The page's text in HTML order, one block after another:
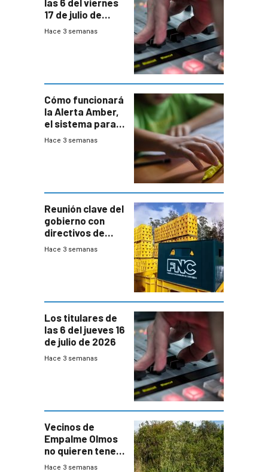
17 de julio de
2026
Hace 3 semanas
Cómo funcionará
la Alerta Amber,
el sistema para
la búsqueda
Hace 3 semanas
Reunión clave del
gobierno con
directivos de
Fábricas
Hace 3 semanas
Los titulares de
las 6 del jueves 16
de julio de 2026
Hace 3 semanas
Vecinos de
Empalme Olmos
no quieren tener
cerca una planta
Hace 3 semanas